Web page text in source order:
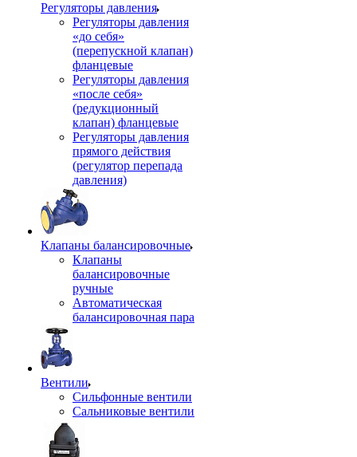
Регуляторы давления
Регуляторы давления
«до себя»
(перепускной клапан)
фланцевые
Регуляторы давления
«после себя»
(редукционный
клапан) фланцевые
Регуляторы давления
прямого действия
(регулятор перепада
давления)
Клапаны балансировочные
Клапаны
балансировочные
ручные
Автоматическая
балансировочная пара
Вентили
Сильфонные вентили
Сальниковые вентили